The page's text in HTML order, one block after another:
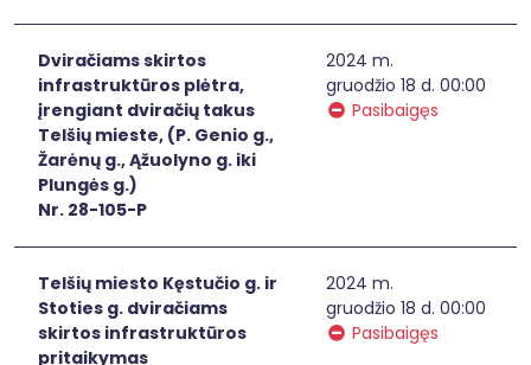
Dviračiams skirtos
infrastruktūros plėtra,
įrengiant dviračių takus
Telšių mieste, (P. Genio g.,
Žarėnų g., Ąžuolyno g. iki
Plungės g.)
Nr. 28-105-P
2024 m.
gruodžio 18 d. 00:00
Pasibaigęs
Telšių miesto Kęstučio g. ir
Stoties g. dviračiams
skirtos infrastruktūros
pritaikymas
2024 m.
gruodžio 18 d. 00:00
Pasibaigęs